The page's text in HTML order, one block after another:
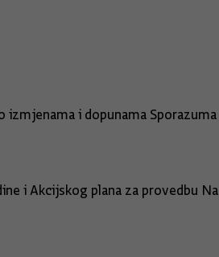
i dopunama
i Akcijskog plana za provedbu